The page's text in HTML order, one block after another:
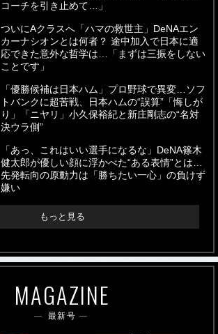
コーチを引き止めて…」
ついにAクラスへ「ハマの救世主」DeNAエン
カーナシオンとは何者？ 途中加入で日本に適
応できた意外な哲学は…「まずは三振をしない
ことです」
「優勝候補は日本ハム」プロ野球で異変…ソフ
トバンクに超苦戦、日本ハムの“誤算”「悔しが
り」「ニヤリ」小久保裕紀と新庄剛志の“名対
決ウラ側”
「あっ、これはいい選手になるな」DeNA篠木
健太郎が優しい顔に浮かべた“ある表情”とは…
先発転向の原動力は「勝ちたい一心」の負けず
嫌い
もっと見る
MAGAZINE
最新号